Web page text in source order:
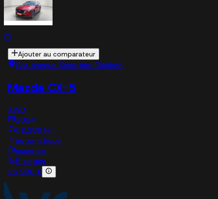
Ajouter au comparateur
Car Avenue Selection Diekirch
Mazda CX-5
AWD
2024
52,288 km
automatique
essence
5 sieges
26 990 €